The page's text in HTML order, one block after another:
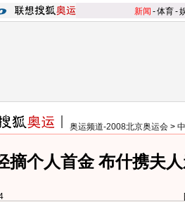
新闻 -体育-
奥运频道-2008北京奥运会 >
摘个人首金 布什携夫
[